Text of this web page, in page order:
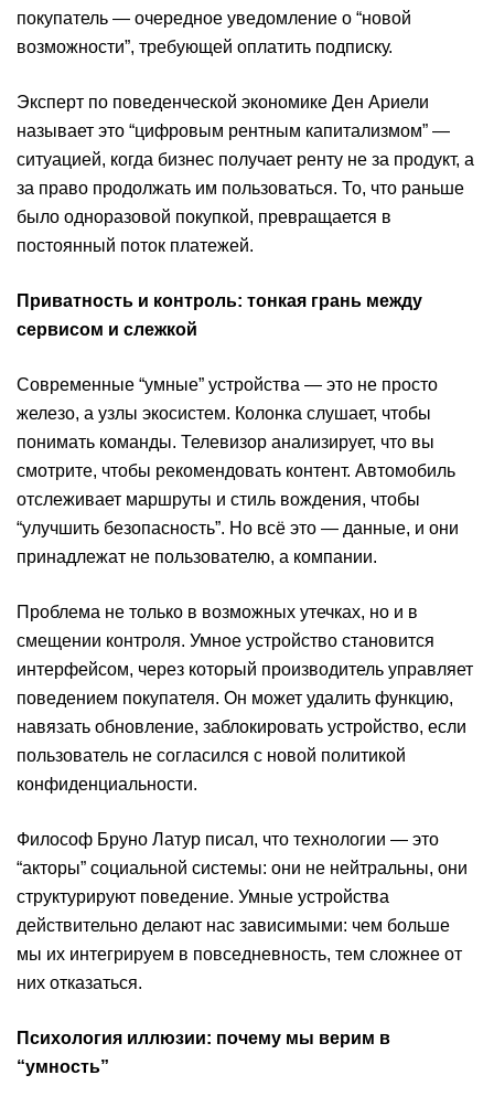
покупатель — очередное уведомление о “новой
возможности”, требующей оплатить подписку.
Эксперт по поведенческой экономике Ден Ариели
называет это “цифровым рентным капитализмом” —
ситуацией, когда бизнес получает ренту не за продукт, а
за право продолжать им пользоваться. То, что раньше
было одноразовой покупкой, превращается в
постоянный поток платежей.
Приватность и контроль: тонкая грань между
сервисом и слежкой
Современные “умные” устройства — это не просто
железо, а узлы экосистем. Колонка слушает, чтобы
понимать команды. Телевизор анализирует, что вы
смотрите, чтобы рекомендовать контент. Автомобиль
отслеживает маршруты и стиль вождения, чтобы
“улучшить безопасность”. Но всё это — данные, и они
принадлежат не пользователю, а компании.
Проблема не только в возможных утечках, но и в
смещении контроля. Умное устройство становится
интерфейсом, через который производитель управляет
поведением покупателя. Он может удалить функцию,
навязать обновление, заблокировать устройство, если
пользователь не согласился с новой политикой
конфиденциальности.
Философ Бруно Латур писал, что технологии — это
“акторы” социальной системы: они не нейтральны, они
структурируют поведение. Умные устройства
действительно делают нас зависимыми: чем больше
мы их интегрируем в повседневность, тем сложнее от
них отказаться.
Психология иллюзии: почему мы верим в
“умность”